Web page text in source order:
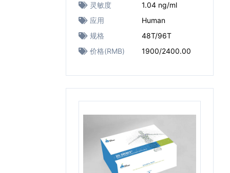
灵敏度
1.04 ng/ml
应用
Human
规格
48T/96T
价格(RMB)
1900/2400.00